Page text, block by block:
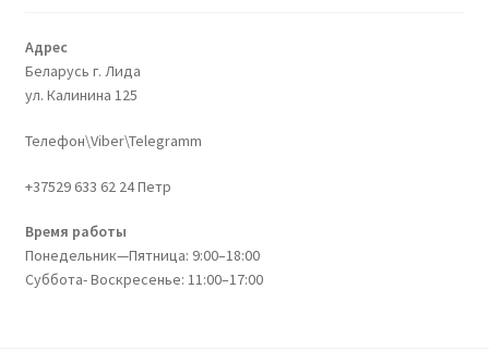
Адрес
Беларусь г. Лида
ул. Калинина 125
Телефон\Viber\Telegramm
+37529 633 62 24 Петр
Время работы
Понедельник—Пятница: 9:00–18:00
Суббота- Воскресенье: 11:00–17:00